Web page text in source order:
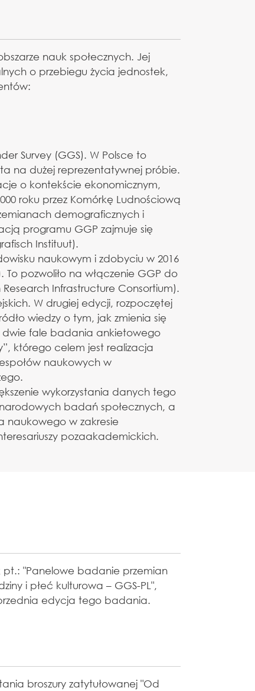
nauk społecznych. Jej
o przebiegu życia jednostek,
Survey (GGS). W Polsce to
na dużej reprezentatywnej próbie.
o kontekście ekonomicznym,
roku przez Komórkę Ludnościową
demograficznych i
programu GGP zajmuje się
Instituut).
naukowym i zdobyciu w 2016
To pozwoliło na włączenie GGP do
Research Infrastructure Consortium).
W drugiej edycji, rozpoczętej
wiedzy o tym, jak zmienia się
dwie fale badania ankietowego
którego celem jest realizacja
naukowych w
wykorzystania danych tego
badań społecznych, a
naukowego w zakresie
pozaakademickich.
pt.: "Panelowe badanie przemian
i płeć kulturowa – GGS-PL",
edycja tego badania.
broszury zatytułowanej "Od